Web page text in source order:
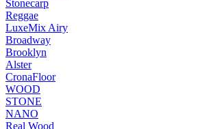
Stonecarp
Reggae
LuxeMix Airy
Broadway
Brooklyn
Alster
CronaFloor
WOOD
STONE
NANO
Real Wood